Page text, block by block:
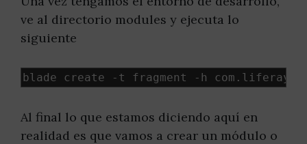
ve al directorio modules y ejecuta lo
siguiente
blade create - t fragment - h com . liferay
Al final lo que estamos diciendo aquí en
realidad es que vamos a crear un módulo o